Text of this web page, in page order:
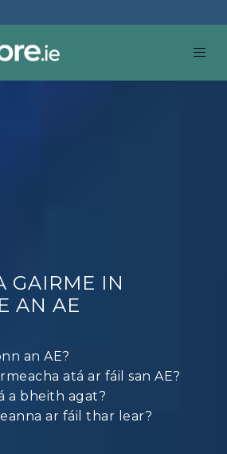
GAIRME IN
AN AE
an AE?
atá ar fáil san AE?
a bheith agat?
ar fáil thar lear?